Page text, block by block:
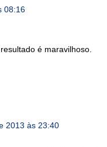
08:16
é maravilhoso.
2013 às 23:40